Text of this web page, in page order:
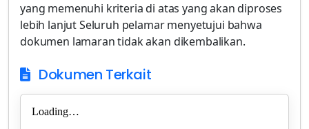
yang memenuhi kriteria di atas yang akan diproses
lebih lanjut Seluruh pelamar menyetujui bahwa
dokumen lamaran tidak akan dikembalikan.
Dokumen Terkait